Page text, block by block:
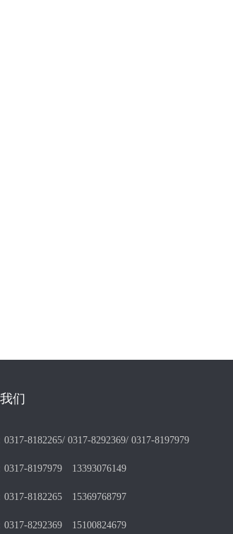
们
0317-8182265/ 0317-8292369/ 0317-8197979
0317-8197979 13393076149
0317-8182265 15369768797
0317-8292369 15100824679